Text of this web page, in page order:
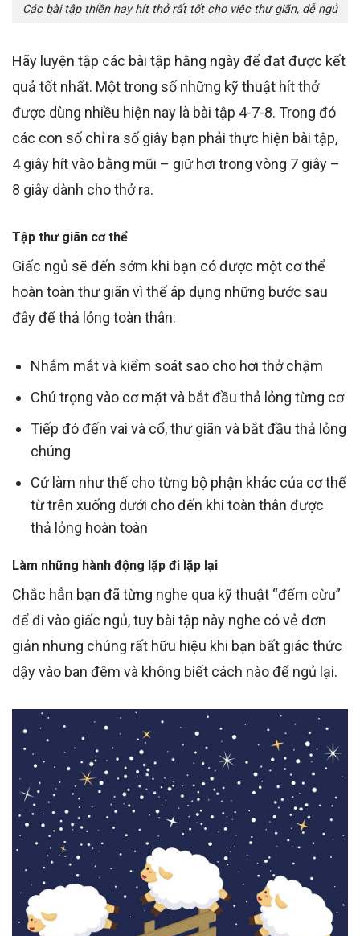
Các bài tập thiền hay hít thở rất tốt cho việc thư giãn, dễ ngủ
Hãy luyện tập các bài tập hằng ngày để đạt được kết
quả tốt nhất. Một trong số những kỹ thuật hít thở
được dùng nhiều hiện nay là bài tập 4-7-8. Trong đó
các con số chỉ ra số giây bạn phải thực hiện bài tập,
4 giây hít vào bằng mũi – giữ hơi trong vòng 7 giây –
8 giây dành cho thở ra.
Tập thư giãn cơ thể
Giấc ngủ sẽ đến sớm khi bạn có được một cơ thể
hoàn toàn thư giãn vì thế áp dụng những bước sau
đây để thả lỏng toàn thân:
Nhắm mắt và kiểm soát sao cho hơi thở chậm
Chú trọng vào cơ mặt và bắt đầu thả lỏng từng cơ
Tiếp đó đến vai và cổ, thư giãn và bắt đầu thả lỏng
chúng
Cứ làm như thế cho từng bộ phận khác của cơ thể
từ trên xuống dưới cho đến khi toàn thân được
thả lỏng hoàn toàn
Làm những hành động lặp đi lặp lại
Chắc hẳn bạn đã từng nghe qua kỹ thuật “đếm cừu”
để đi vào giấc ngủ, tuy bài tập này nghe có vẻ đơn
giản nhưng chúng rất hữu hiệu khi bạn bất giác thức
dậy vào ban đêm và không biết cách nào để ngủ lại.